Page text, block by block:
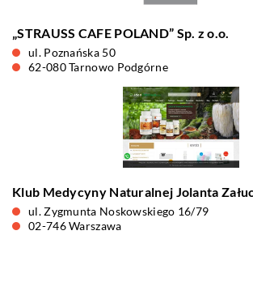
„STRAUSS CAFE POLAND” Sp. z o.o.
ul. Poznańska 50
62-080 Tarnowo Podgórne
Klub Medycyny Naturalnej Jolanta
ul. Zygmunta Noskowskiego 16/79
02-746 Warszawa